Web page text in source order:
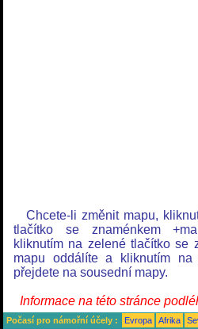
Chcete-li změnit mapu,
tlačítko se znaménkem
kliknutím na zelené tlačítko se
mapu oddálíte a kliknutím na
přejdete na sousední mapy.
Informace na této stránce
Počasí pro námořní účely : Evropa Afrika